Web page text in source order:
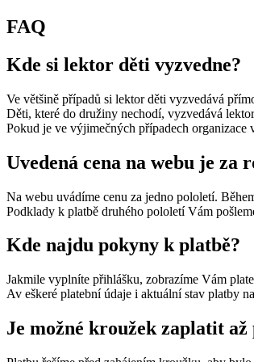
FAQ
Kde si lektor děti vyzvedne?
Ve většině případů si lektor děti vyzvedává
Děti, které do družiny nechodí, vyzvedává
Pokud je ve výjimečných případech
Uvedená cena na webu je za
Na webu uvádíme cenu za jedno pololetí.
Podklady k platbě druhého pololetí Vám
Kde najdu pokyny k platbě?
Jakmile vyplníte přihlášku, zobrazíme Vám
Av eškeré platební údaje i aktuální stav platby
Je možné kroužek zaplatit